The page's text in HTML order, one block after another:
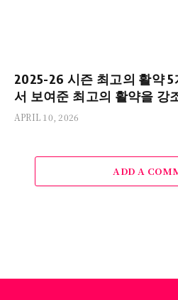
2025-26 시즌 최고의 활약
서 보여준 최고의 활약을 강
APRIL 10, 2026
ADD A